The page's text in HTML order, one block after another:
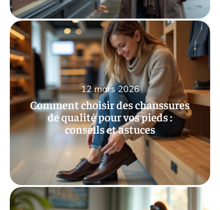
Comment choisir des chaussures
de qualité pour vos pieds :
conseils et astuces
12 mars 2026